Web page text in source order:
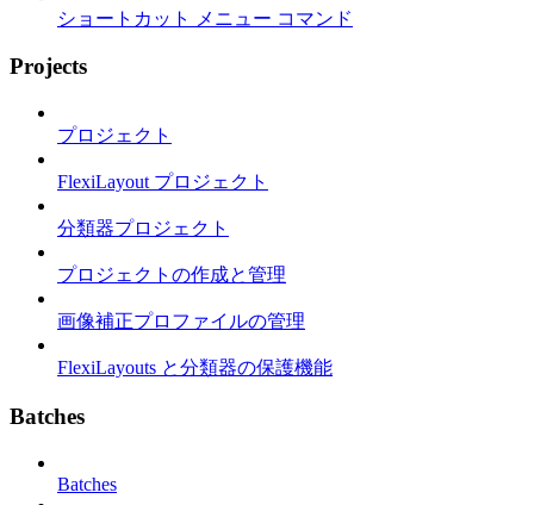
ショートカット メニュー コマンド
Projects
プロジェクト
FlexiLayout プロジェクト
分類器プロジェクト
プロジェクトの作成と管理
画像補正プロファイルの管理
FlexiLayouts と分類器の保護機能
Batches
Batches